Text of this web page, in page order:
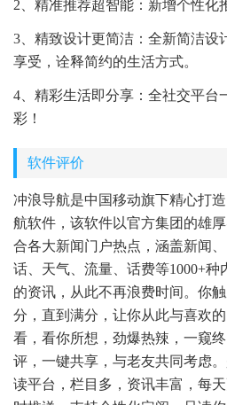
2、精准推荐超智能：新增个性化
3、精致设计更简洁：全新简洁设
享受，诠释简约的生活方式。
4、精彩生活即分享：全社交平台
彩！
软件评价
冲浪导航是中国移动旗下精心打
航软件，该软件以官方集团的雄
合各大新闻门户热点，涵盖新闻
话、天气、流量、话费等1000+
的资讯，从此不再浪费时间。你
分，直到满分，让你从此与喜欢
看，看你所想，劲爆热辣，一窥
评，一键共享，与老友共同考虑
读平台，栏目多，资讯丰富，每